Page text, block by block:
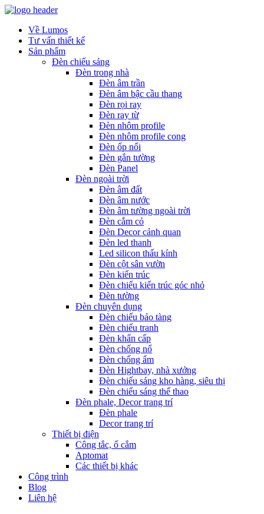
Về Lumos
Tư vấn thiết kế
Sản phẩm
Đèn chiếu sáng
Đèn trong nhà
Đèn âm trần
Đèn âm bậc cầu thang
Đèn rọi ray
Đèn ray từ
Đèn nhôm profile
Đèn nhôm profile cong
Đèn ốp nổi
Đèn gắn tường
Đèn Panel
Đèn ngoài trời
Đèn âm đất
Đèn âm nước
Đèn âm tường ngoài trời
Đèn cắm cỏ
Đèn Decor cảnh quan
Đèn led thanh
Led silicon thấu kính
Đèn cột sân vườn
Đèn kiến trúc
Đèn chiếu kiến trúc góc nhỏ
Đèn tường
Đèn chuyên dụng
Đèn chiếu bảo tàng
Đèn chiếu tranh
Đèn khẩn cấp
Đèn chống nổ
Đèn chống ẩm
Đèn Hightbay, nhà xưởng
Đèn chiếu sáng kho hàng, siêu thị
Đèn chiếu sáng thể thao
Đèn phale, Decor trang trí
Đèn phale
Decor trang trí
Thiết bị điện
Công tắc, ổ cắm
Aptomat
Các thiết bị khác
Công trình
Blog
Liên hệ